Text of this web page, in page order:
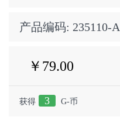
产品编码: 235110-A
￥79.00
获得 3 G-币